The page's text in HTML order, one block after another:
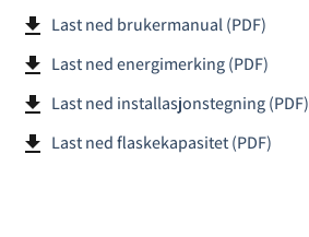
file_download Last ned brukermanual (PDF)
file_download Last ned energimerking (PDF)
file_download Last ned installasjonstegning (PDF)
file_download Last ned flaskekapasitet (PDF)